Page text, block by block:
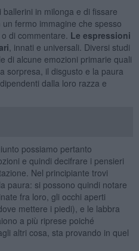
ballerini in milonga e di fissare
fermo immagine che spesso
di commentare. Le espressioni
, innati e universali. Diversi studi
di alcune emozioni primarie quali
sorpresa, il disgusto e la paura
dalla loro razza e
possiamo pertanto
e quindi decifrare i pensieri
Nel principiante trovi
paura: si possono quindi notare
fra loro, gli occhi aperti
mettere i piedi), e le labbra
a più riprese poiché
altri cosa, sta provando in quel